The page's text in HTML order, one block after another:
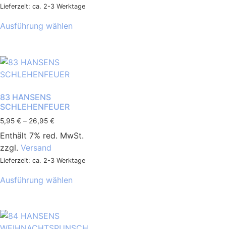
Lieferzeit: ca. 2-3 Werktage
Ausführung wählen
83 HANSENS
SCHLEHENFEUER
5,95 € – 26,95 €
Enthält 7% red. MwSt.
zzgl. Versand
Lieferzeit: ca. 2-3 Werktage
Ausführung wählen